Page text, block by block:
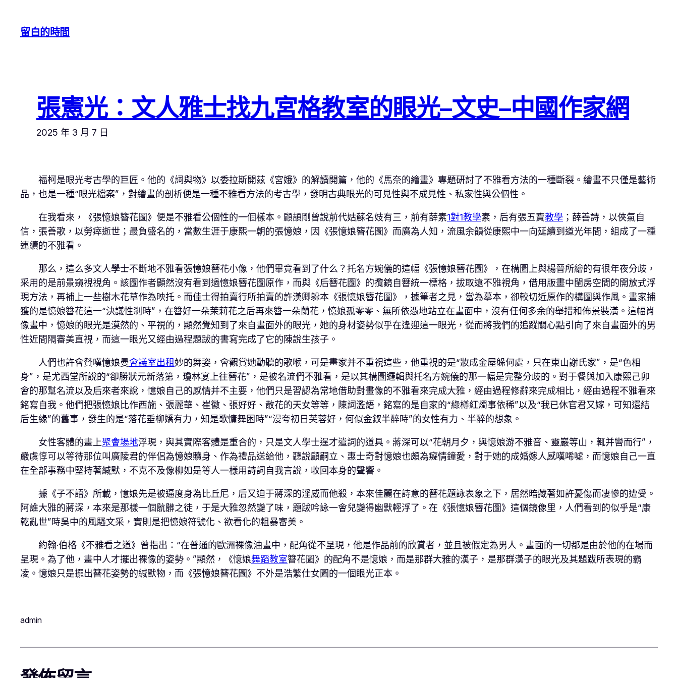
留白的時間
張憲光：文人雅士找九宮格教室的眼光–文史–中國作家網
2025 年 3 月 7 日
福柯是眼光考古學的巨匠。他的《詞與物》以委拉斯開茲《宮娥》的解讀開篇，他的《馬奈的繪畫》專題研討了不雅看方法的一種斷裂。繪畫不只僅是藝術
品，也是一種“眼光檔案”，對繪畫的剖析便是一種不雅看方法的考古學，發明古典眼光的可見性與不成見性、私家性與公個性。
在我看來，《張憶娘簪花圖》便是不雅看公個性的一個樣本。顧頡剛曾說前代姑蘇名妓有三，前有薛素1對1教學素，后有張五寶教學 ；薛善詩，以俠氣自
信，張善歌，以勞瘁逝世；最負盛名的，當數生涯于康熙一朝的張憶娘，因《張憶娘簪花圖》而廣為人知，流風余韻從康熙中一向延續到道光年間，組成了一種
連續的不雅看。
那么，這么多文人學士不斷地不雅看張憶娘簪花小像，他們畢竟看到了什么？托名方婉儀的這幅《張憶娘簪花圖》，在構圖上與楊晉所繪的有很年夜分歧，
采用的是前景窺視視角。該圖作者顯然沒有看到過憶娘簪花圖原作，而與《后簪花圖》的攬鏡自簪統一標格，拔取遠不雅視角，借用版畫中閨房空間的開放式浮
現方法，再補上一些樹木花草作為映托。而佳士得拍賣行所拍賣的許漢卿躲本《張憶娘簪花圖》，據筆者之見，當為摹本，卻較切近原作的構圖與作風。畫家捕
獲的是憶娘簪花這一“決議性剎時”，在簪好一朵茉莉花之后再來簪一朵蘭花，憶娘孤零零、無所依憑地站立在畫面中，沒有任何多余的舉措和佈景裝潢。這幅肖
像畫中，憶娘的眼光是漠然的、平視的，顯然覺知到了來自畫面外的眼光，她的身材姿勢似乎在逢迎這一眼光，從而將我們的追蹤關心點引向了來自畫面外的男
性近間隔審美直視，而這一眼光又經由過程題跋的書寫完成了它的陳說生孩子。
人們也許會贊嘆憶娘曼會議室出租妙的舞姿，會觀賞她動聽的歌喉，可是畫家并不重視這些，他重視的是“妝成金屋躲何處，只在東山謝氏家”，是“色相
身”，是尤西堂所說的“卻勝狀元新落第，瓊林宴上往簪花”，是被名流們不雅看，是以其構圖邏輯與托名方婉儀的那一幅是完整分歧的。對于餐與加入康熙己卯
會的那幫名流以及后來者來說，憶娘自己的感情并不主要，他們只是習認為常地借助對畫像的不雅看來完成大雅，經由過程修辭來完成相比，經由過程不雅看來
銘寫自我。他們把張憶娘比作西施、張麗華、崔徽、張好好、散花的天女等等，陳詞濫語，銘寫的是自家的“綠樽紅燭事依稀”以及“我已休官君又嫁，可知還結
后生緣”的舊事，發生的是“落花垂柳嬌有力，知是歌慵舞困時”“漫夸初日芙蓉好，何似金釵半醉時”的女性有力、半醉的想象。
女性客體的畫上聚會場地浮現，與其實際客體是重合的，只是文人學士逞才遣詞的道具。蔣深可以“花朝月夕，與憶娘游不雅音、靈巖等山，輒并轡而行”，
嚴虞惇可以等待那位叫廣陵君的伴侶為憶娘贖身、作為禮品送給他，聽說顧嗣立、惠士奇對憶娘也頗為癡情鐘愛，對于她的成婚嫁人感嘆唏噓，而憶娘自己一直
在全部事務中堅持著緘默，不克不及像柳如是等人一樣用詩詞自我言說，收回本身的聲響。
據《子不語》所載，憶娘先是被逼度身為比丘尼，后又迫于蔣深的淫威而他殺，本來佳麗在詩意的簪花題詠表象之下，居然暗藏著如許憂傷而凄慘的遭受。
阿誰大雅的蔣深，本來是那樣一個骯髒之徒，于是大雅忽然變了味，題跋吟詠一會兒變得幽默輕浮了。在《張憶娘簪花圖》這個鏡像里，人們看到的似乎是“康
乾亂世”時吳中的風騷文采，實則是把憶娘符號化、欲看化的粗暴審美。
約翰·伯格《不雅看之道》曾指出：“在普通的歐洲裸像油畫中，配角從不呈現，他是作品前的欣賞者，並且被假定為男人。畫面的一切都是由於他的在場而
呈現。為了他，畫中人才擺出裸像的姿勢。”顯然，《憶娘舞蹈教室簪花圖》的配角不是憶娘，而是那群大雅的漢子，是那群漢子的眼光及其題跋所表現的霸
凌。憶娘只是擺出簪花姿勢的緘默物，而《張憶娘簪花圖》不外是浩繁仕女圖的一個眼光正本。
admin